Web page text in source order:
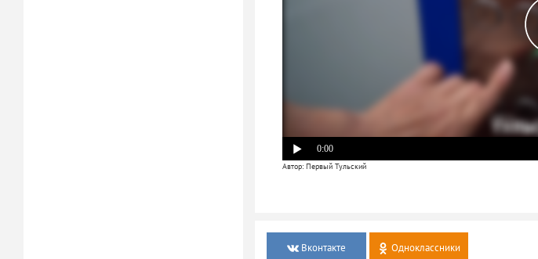
0:00
Автор: Первый Тульский
Вконтакте Одноклассники